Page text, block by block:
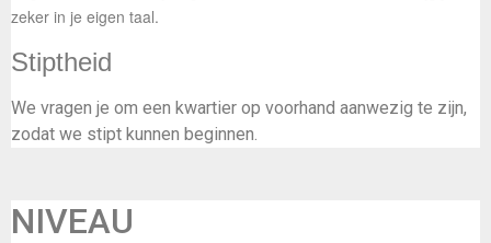
zeker in je eigen taal.
Stiptheid
We vragen je om een kwartier op voorhand aanwezig te zijn,
zodat we stipt kunnen beginnen.
NIVEAU